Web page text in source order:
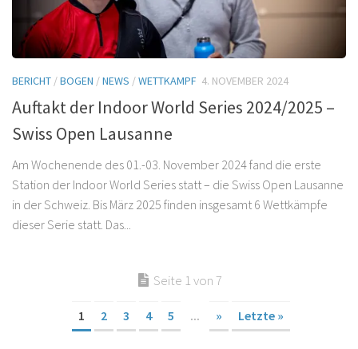
BERICHT /BOGEN /NEWS /WETTKAMPF 4. NOVEMBER 2024
Auftakt der Indoor World Series 2024/2025 –
Swiss Open Lausanne
Am Wochenende des 01.-03. November 2024 fand die erste
Station der Indoor World Series statt – die Swiss Open Lausanne
in der Schweiz. Bis März 2025 finden insgesamt 6 Wettkämpfe
dieser Serie statt. Das...
Seite 1 von 7
1 2 3 4 5 ... » Letzte »